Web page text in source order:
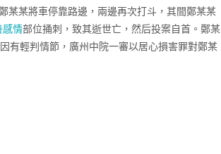
某某將車停靠路邊，兩邊再次打斗，其間鄭某某
感情部位捅刺，致其逝世亡，然后投案自首。鄭某
有輕判情節，廣州中院一審以居心損害罪對鄭某